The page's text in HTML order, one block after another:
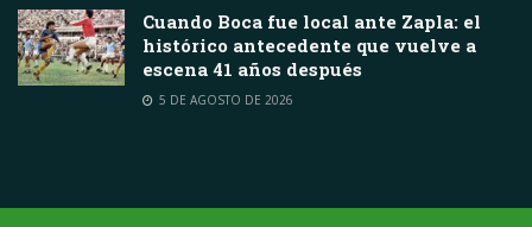
Cuando Boca fue local ante Zapla: el
histórico antecedente que vuelve a
escena 41 años después
5 DE AGOSTO DE 2026